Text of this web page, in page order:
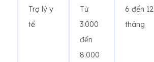
Trợ lý y
tế
Từ
3.000
đến
8.000
6 đến 12
tháng